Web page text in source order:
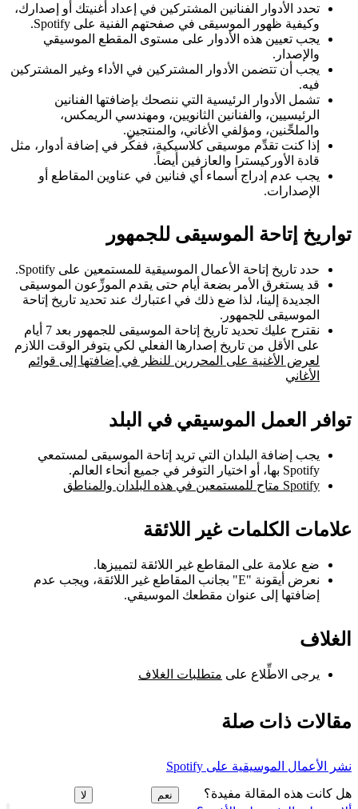
تحدد الأدوار الفنانين المشتركين في إعداد أغنيتك أو إصدارك،
وكيفية ظهور الموسيقى في صفحتهم الفنية على Spotify.
يجب تعيين هذه الأدوار على مستوى المقطع الموسيقي
والإصدار.
يجب أن تتضمن الأدوار المشتركين في الأداء وغير المشتركين
فيه.
تشمل الأدوار الرئيسية التي ننصحك بإضافتها الفنانين
الرئيسيين، والفنانين الثانويين، ومهندسي الريمكس،
والملحِّنين، ومؤلفي الأغاني، والمنتجين.
إذا كنت تقدِّم موسيقى كلاسيكية، ففكِّر في إضافة أدوار، مثل
قادة الأوركيسترا والعازفين أيضاً.
يجب عدم إدراج أسماء أي فنانين في عناوين المقاطع أو
الإصدارات.
تواريخ إتاحة الموسيقى للجمهور
حدد تاريخ إتاحة الأعمال الموسيقية للمستمعين على Spotify.
قد يستغرق الأمر بضعة أيام حتى يقدم الموزِّعون الموسيقى
الجديدة إلينا، لذا ضع ذلك في اعتبارك عند تحديد تاريخ إتاحة
الموسيقى للجمهور.
نقترح عليك تحديد تاريخ إتاحة الموسيقى للجمهور بعد 7 أيام
على الأقل من تاريخ إصدارها الفعلي لكي يتوفر الوقت اللازم
لعرض الأغنية على المحررين للنظر في إضافتها إلى قوائم
الأغاني
توافر العمل الموسيقي في البلد
يجب إضافة البلدان التي تريد إتاحة الموسيقى لمستمعي
Spotify بها، أو اختيار التوفر في جميع أنحاء العالم.
Spotify متاح للمستمعين في هذه البلدان والمناطق
علامات الكلمات غير اللائقة
ضع علامة على المقاطع غير اللائقة لتمييزها.
نعرض أيقونة "E" بجانب المقاطع غير اللائقة، ويجب عدم
إضافتها إلى عنوان مقطعك الموسيقي.
الغلاف
يرجى الاطِّلاع على متطلبات الغلاف
مقالات ذات صلة
نشر الأعمال الموسيقية على Spotify
هل كانت هذه المقالة مفيدة؟ نعم لا